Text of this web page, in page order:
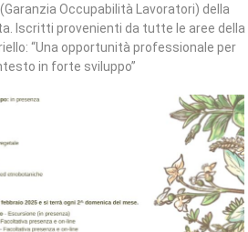
Occupabilità Lavoratori) della
Iscritti provenienti da tutte le aree della
“Una opportunità professionale per
in forte sviluppo”